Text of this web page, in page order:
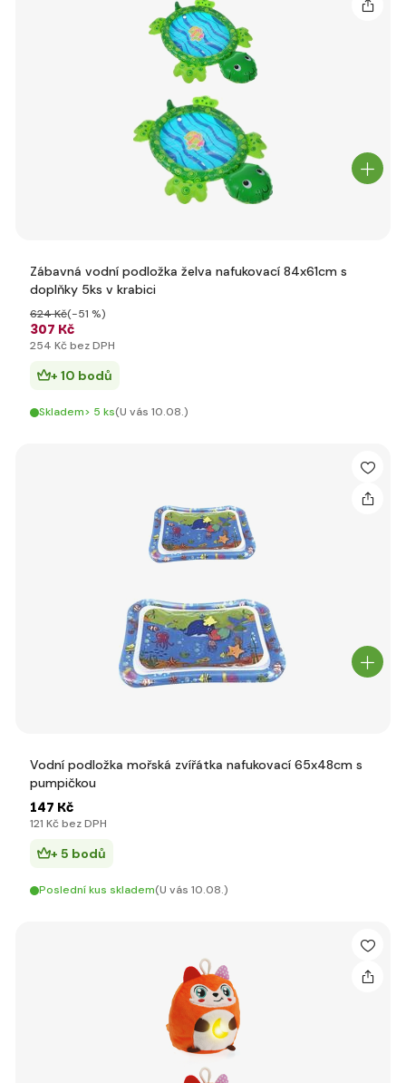
Zábavná vodní podložka želva nafukovací 84x61cm s
doplňky 5ks v krabici
307 Kč
624 Kč(-51 %)
254 Kč bez DPH
+ 10 bodů
Skladem> 5 ks(U vás 10.08.)
Vodní podložka mořská zvířátka nafukovací 65x48cm s
pumpičkou
147 Kč
121 Kč bez DPH
+ 5 bodů
Poslední kus skladem(U vás 10.08.)